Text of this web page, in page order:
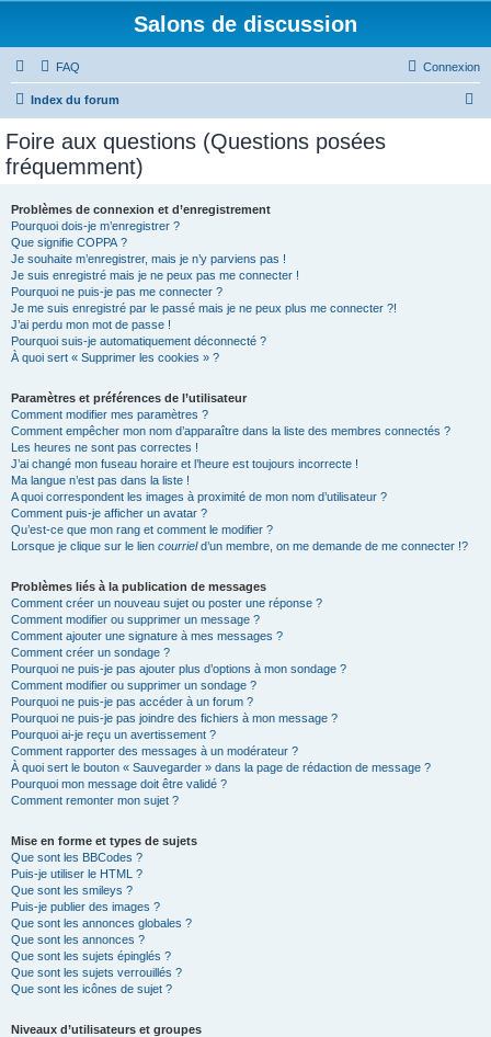
Salons de discussion
FAQ Connexion
Index du forum
Foire aux questions (Questions posées
fréquemment)
Problèmes de connexion et d’enregistrement
Pourquoi dois-je m’enregistrer ?
Que signifie COPPA ?
Je souhaite m’enregistrer, mais je n’y parviens pas !
Je suis enregistré mais je ne peux pas me connecter !
Pourquoi ne puis-je pas me connecter ?
Je me suis enregistré par le passé mais je ne peux plus me connecter ?!
J’ai perdu mon mot de passe !
Pourquoi suis-je automatiquement déconnecté ?
À quoi sert « Supprimer les cookies » ?
Paramètres et préférences de l’utilisateur
Comment modifier mes paramètres ?
Comment empêcher mon nom d’apparaître dans la liste des membres connectés ?
Les heures ne sont pas correctes !
J’ai changé mon fuseau horaire et l’heure est toujours incorrecte !
Ma langue n’est pas dans la liste !
A quoi correspondent les images à proximité de mon nom d’utilisateur ?
Comment puis-je afficher un avatar ?
Qu’est-ce que mon rang et comment le modifier ?
Lorsque je clique sur le lien courrield’un membre, on me demande de me connecter !?
Problèmes liés à la publication de messages
Comment créer un nouveau sujet ou poster une réponse ?
Comment modifier ou supprimer un message ?
Comment ajouter une signature à mes messages ?
Comment créer un sondage ?
Pourquoi ne puis-je pas ajouter plus d’options à mon sondage ?
Comment modifier ou supprimer un sondage ?
Pourquoi ne puis-je pas accéder à un forum ?
Pourquoi ne puis-je pas joindre des fichiers à mon message ?
Pourquoi ai-je reçu un avertissement ?
Comment rapporter des messages à un modérateur ?
À quoi sert le bouton « Sauvegarder » dans la page de rédaction de message ?
Pourquoi mon message doit être validé ?
Comment remonter mon sujet ?
Mise en forme et types de sujets
Que sont les BBCodes ?
Puis-je utiliser le HTML ?
Que sont les smileys ?
Puis-je publier des images ?
Que sont les annonces globales ?
Que sont les annonces ?
Que sont les sujets épinglés ?
Que sont les sujets verrouillés ?
Que sont les icônes de sujet ?
Niveaux d’utilisateurs et groupes